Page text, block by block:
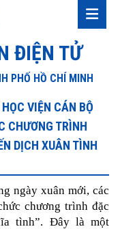
ĐIỆN TỬ
PHỐ HỒ CHÍ MINH
VIỆN CÁN BỘ
CHƯƠNG TRÌNH
DỊCH XUÂN TÌNH
ngày xuân mới, các
chương trình đặc
tình”. Đây là một